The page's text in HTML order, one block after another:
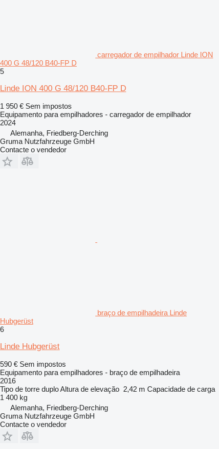
carregador de empilhador Linde ION
400 G 48/120 B40-FP D
5
Linde ION 400 G 48/120 B40-FP D
1 950 € Sem impostos
Equipamento para empilhadores - carregador de empilhador
2024
Alemanha, Friedberg-Derching
Gruma Nutzfahrzeuge GmbH
Contacte o vendedor
braço de empilhadeira Linde
Hubgerüst
6
Linde Hubgerüst
590 € Sem impostos
Equipamento para empilhadores - braço de empilhadeira
2016
Tipo de torre duploAltura de elevação 2,42 m Capacidade de carga
1 400 kg
Alemanha, Friedberg-Derching
Gruma Nutzfahrzeuge GmbH
Contacte o vendedor